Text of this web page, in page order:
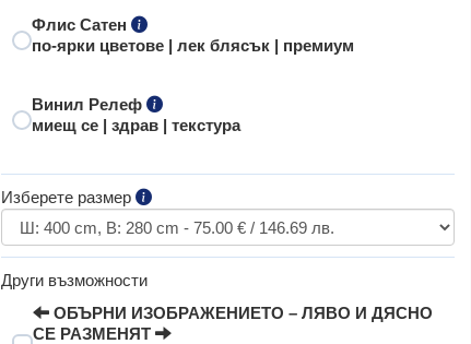
Флис Сатен
по-ярки цветове | лек блясък | премиум
Винил Релеф
миещ се | здрав | текстура
Изберете размер
Други възможности
ОБЪРНИ ИЗОБРАЖЕНИЕТО – ЛЯВО И ДЯСНО
СЕ РАЗМЕНЯТ